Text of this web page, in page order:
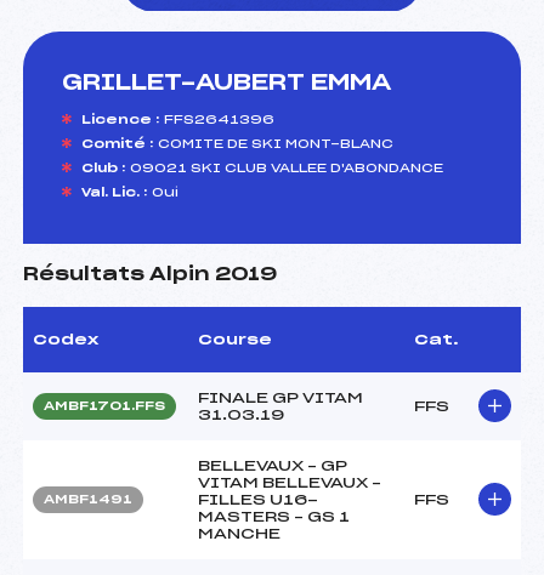
GRILLET-AUBERT EMMA
Licence : FFS2641396
Comité : COMITE DE SKI MONT-BLANC
Club : 09021 SKI CLUB VALLEE D'ABONDANCE
Val. Lic. : Oui
Résultats Alpin 2019
Codex Course Cat.
AMBF1701.FFS
FINALE GP VITAM
31.03.19
FFS
AMBF1491
BELLEVAUX – GP
VITAM BELLEVAUX –
FILLES U16-
MASTERS – GS 1
MANCHE
FFS